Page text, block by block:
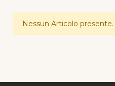
Nessun Articolo presente.